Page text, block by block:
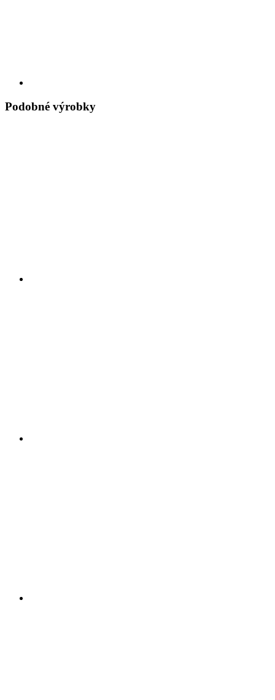
Podobné výrobky